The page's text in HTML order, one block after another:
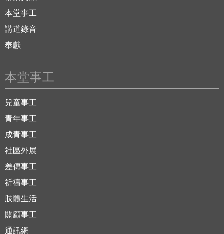
本堂事工
講道錄音
奉獻
本堂事工
兒童事工
青年事工
成青事工
社區外展
差傳事工
祈禱事工
肢體生活
關顧事工
通訊網